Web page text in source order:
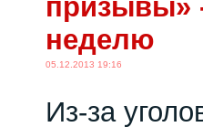
призывы»
неделю
05.12.2013 19:16
Из-за